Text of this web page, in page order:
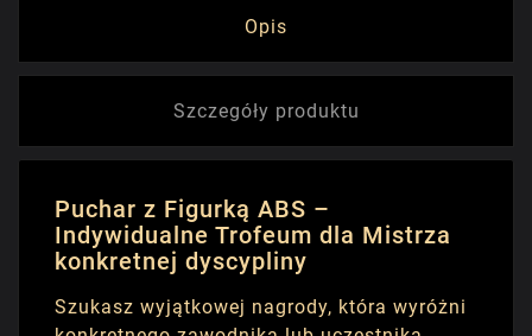
Opis
Szczegóły produktu
Puchar z Figurką ABS –
Indywidualne Trofeum dla Mistrza
konkretnej dyscypliny
Szukasz wyjątkowej nagrody, która wyróżni